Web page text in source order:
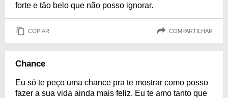
forte e tão belo que não posso ignorar.
COPIAR COMPARTILHAR
Chance
Eu só te peço uma chance pra te mostrar como posso
fazer a sua vida ainda mais feliz. Eu te amo tanto que